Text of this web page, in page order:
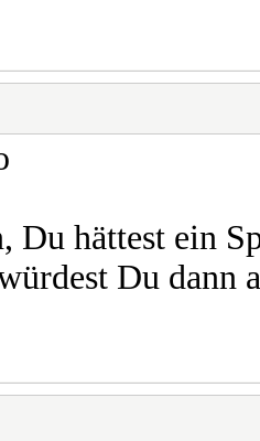
Du hättest ein
Du dann